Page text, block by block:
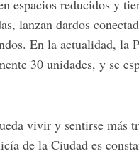
espacios reducidos y
lanzan dardos
En la actualidad, la
30 unidades, y se
vivir y sentirse más
de la Ciudad es